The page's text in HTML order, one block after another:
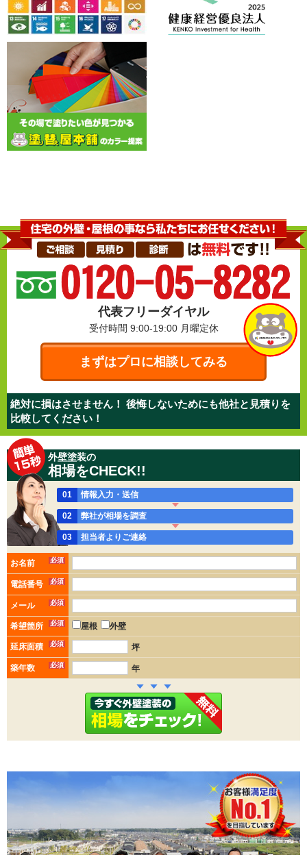
代表フリーダイヤル
受付時間 9:00-19:00 月曜定休
まずはプロに相談してみる
絶対に損はさせません！ 後悔しないためにも他社と見積りを
比較してください！
外壁塗装の
相場をCHECK!!
01 情報入力・送信
02 弊社が相場を調査
03 担当者よりご連絡
お名前 必須
電話番号 必須
メール 必須
希望箇所 必須 屋根 外壁
延床面積 必須 坪
築年数 必須 年